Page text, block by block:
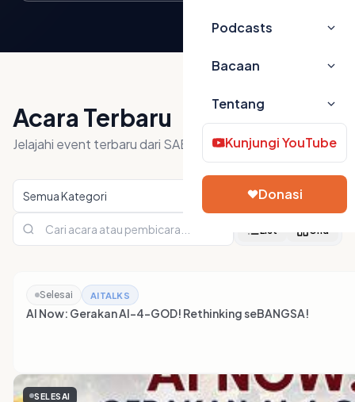
Podcasts
Bacaan
Tentang
Kunjungi YouTube
Donasi
Acara Terbaru
Jelajahi event terbaru dari SABDA Live.
List Grid
Selesai AITALKS
AI Now: Gerakan AI-4-GOD! Rethinking seBANGSA!
SELESAI